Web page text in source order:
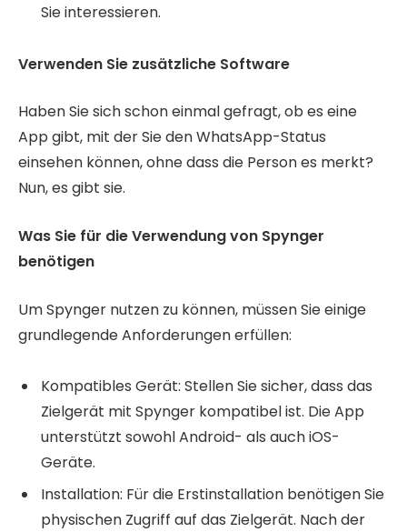
Sie interessieren.
Verwenden Sie zusätzliche Software
Haben Sie sich schon einmal gefragt, ob es eine
App gibt, mit der Sie den WhatsApp-Status
einsehen können, ohne dass die Person es merkt?
Nun, es gibt sie.
Was Sie für die Verwendung von Spynger
benötigen
Um Spynger nutzen zu können, müssen Sie einige
grundlegende Anforderungen erfüllen:
Kompatibles Gerät: Stellen Sie sicher, dass das
Zielgerät mit Spynger kompatibel ist. Die App
unterstützt sowohl Android- als auch iOS-
Geräte.
Installation: Für die Erstinstallation benötigen Sie
physischen Zugriff auf das Zielgerät. Nach der